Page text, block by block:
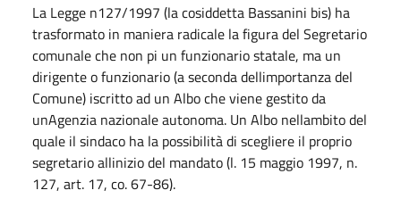
La Legge n127/1997 (la cosiddetta Bassanini bis) ha
trasformato in maniera radicale la figura del Segretario
comunale che non pi un funzionario statale, ma un
dirigente o funzionario (a seconda dellimportanza del
Comune) iscritto ad un Albo che viene gestito da
unAgenzia nazionale autonoma. Un Albo nellambito del
quale il sindaco ha la possibilità di scegliere il proprio
segretario allinizio del mandato (l. 15 maggio 1997, n.
127, art. 17, co. 67-86).